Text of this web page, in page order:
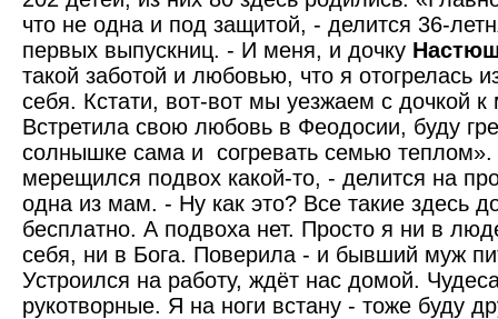
что не одна и под защитой, - делится 36-
первых выпускниц. - И меня, и дочку
такой заботой и любовью, что я отогрелась
себя. Кстати, вот-вот мы уезжаем с дочкой
Встретила свою любовь в Феодосии, буду
солнышке сама и согревать семью
мерещился подвох какой-то, - делится на
одна из мам. - Ну как это? Все такие здесь
бесплатно. А подвоха нет. Просто я ни в
себя, ни в Бога. Поверила - и бывший муж
Устроился на работу, ждёт нас домой.
рукотворные. Я на ноги встану - тоже буду